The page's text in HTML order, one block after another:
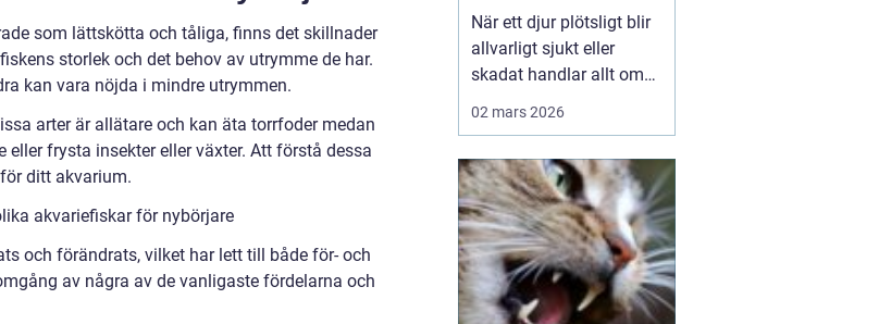
som lättskötta och tåliga, finns det skillnader
storlek och det behov av utrymme de har.
kan vara nöjda i mindre utrymmen.
arter är allätare och kan äta torrfoder medan
frysta insekter eller växter. Att förstå dessa
ditt akvarium.
akvariefiskar för nybörjare
och förändrats, vilket har lett till både för- och
av några av de vanligaste fördelarna och
djur blir sjukt
När ett djur plötsligt blir
allvarligt sjukt eller
skadat handlar allt om
gången en olycka
händer: Vem ska
kontaktas? Vad är
verkligen akut? Hur kan
man hjälpa sitt djur på
vägen in till kliniken? I
02 mars 2026